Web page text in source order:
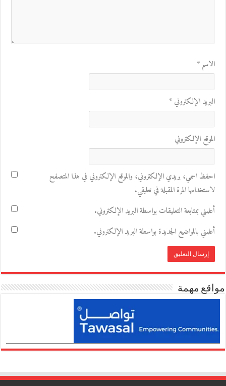
الاسم*
البريد الإلكتروني*
الموقع الإلكتروني
احفظ اسمي، بريدي الإلكتروني، والموقع الإلكتروني في هذا المتصفح
لاستخدامها المرة المقبلة في تعليقي.
أعلمني بمتابعة التعليقات بواسطة البريد الإلكتروني.
أعلمني بالمواضيع الجديدة بواسطة البريد الإلكتروني.
مواقع مهمة